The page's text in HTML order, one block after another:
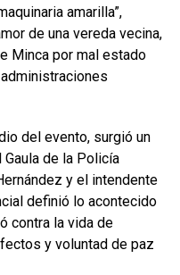
amarilla”,
de una vereda vecina,
Minca por mal estado
del evento, surgió un
de la Policía
y el intendente
definió lo acontecido
contra la vida de
y voluntad de paz